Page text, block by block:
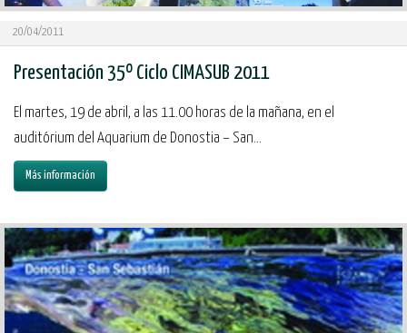
20/04/2011
Presentación 35º Ciclo CIMASUB 2011
El martes, 19 de abril, a las 11.00 horas de la mañana, en el
auditórium del Aquarium de Donostia – San...
Más información